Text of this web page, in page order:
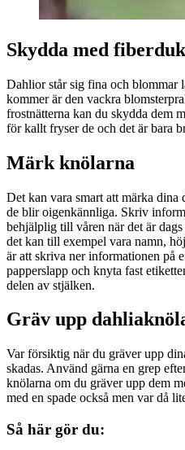
Skydda med fiberduk
Dahlior står sig fina och blommar
kommer är den vackra
frostnätterna kan du skydda dem
för kallt fryser de och det är bara
Märk knölarna
Det kan vara smart att märka
de blir oigenkännliga. Skriv
behjälplig till våren när det är
det kan till exempel vara namn,
är att skriva ner informationen på
papperslapp och knyta fast
delen av stjälken.
Gräv upp
Var försiktig när du gräver upp
skadas. Använd gärna en grep
knölarna om du gräver upp dem
med en spade också men var då
Så här gör du: